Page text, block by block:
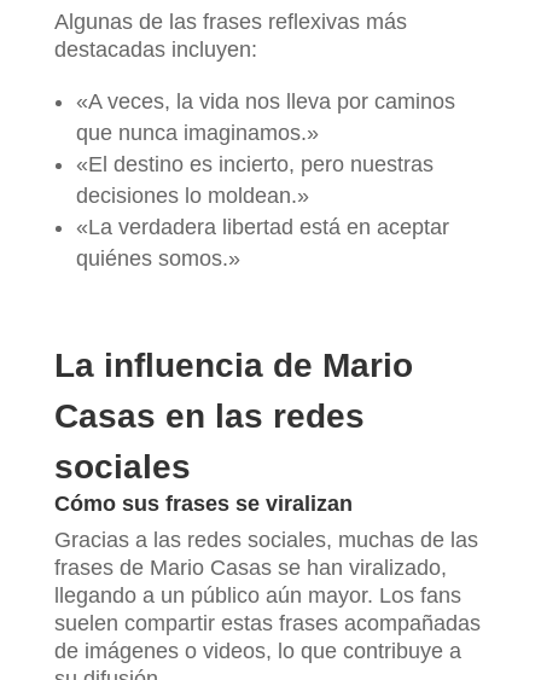
Algunas de las frases reflexivas más
destacadas incluyen:
«A veces, la vida nos lleva por caminos
que nunca imaginamos.»
«El destino es incierto, pero nuestras
decisiones lo moldean.»
«La verdadera libertad está en aceptar
quiénes somos.»
La influencia de Mario
Casas en las redes
sociales
Cómo sus frases se viralizan
Gracias a las redes sociales, muchas de las
frases de Mario Casas se han viralizado,
llegando a un público aún mayor. Los fans
suelen compartir estas frases acompañadas
de imágenes o videos, lo que contribuye a